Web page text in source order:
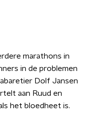
marathons in
in de problemen
Dolf Jansen
aan Ruud en
het bloedheet is.